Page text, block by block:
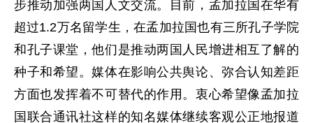
步推动加强两国人文交流。目前，孟加拉国在华有
超过1.2万名留学生，在孟加拉国也有三所孔子学院
和孔子课堂，他们是推动两国人民增进相互了解的
种子和希望。媒体在影响公共舆论、弥合认知差距
方面也发挥着不可替代的作用。衷心希望像孟加拉
国联合通讯社这样的知名媒体继续客观公正地报道